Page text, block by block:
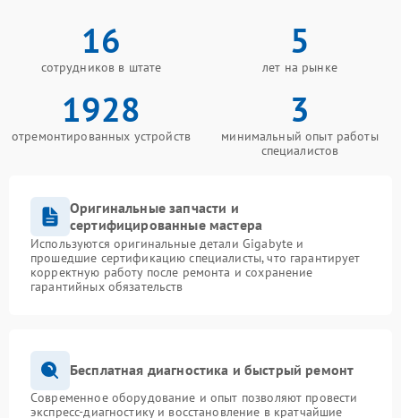
16
сотрудников в штате
5
лет на рынке
1928
отремонтированных устройств
3
минимальный опыт работы
специалистов
Оригинальные запчасти и
сертифицированные мастера
Используются оригинальные детали Gigabyte и
прошедшие сертификацию специалисты, что гарантирует
корректную работу после ремонта и сохранение
гарантийных обязательств
Бесплатная диагностика и быстрый ремонт
Современное оборудование и опыт позволяют провести
экспресс-диагностику и восстановление в кратчайшие